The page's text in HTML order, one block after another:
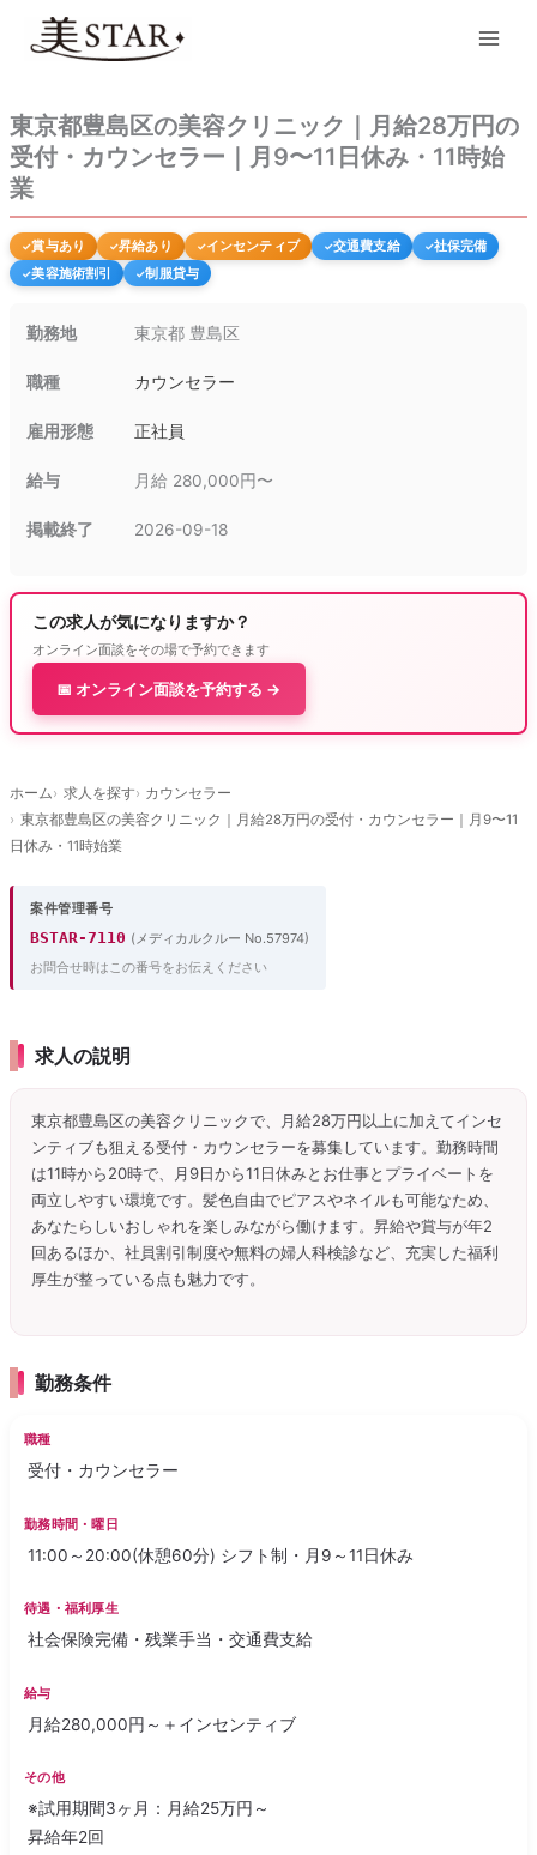
キ
ッ
プ
東京都豊島区の美容クリニック｜月給28万円の
受付・カウンセラー｜月9〜11日休み・11時始
業
賞与あり 昇給あり インセンティブ 交通費支給
社保完備
美容施術割引
制服貸与
勤務地 東京都 豊島区
職種 カウンセラー
雇用形態 正社員
給与 月給 280,000円〜
掲載終了 2026-09-18
この求人が気になりますか？
オンライン面談をその場で予約できます
📅 オンライン面談を予約する →
ホーム 求人を探す
カウンセラー
東京都豊島区の美容クリニック｜月給28万円の受付・カウンセラー｜月9〜11
日休み・11時始業
案件管理番号
BSTAR-7110 (メディカルクルー No.57974)
お問合せ時はこの番号をお伝えください
求人の説明
東京都豊島区の美容クリニックで、月給28万円以上に加えてインセ
ンティブも狙える受付・カウンセラーを募集しています。勤務時間
は11時から20時で、月9日から11日休みとお仕事とプライベートを
両立しやすい環境です。髪色自由でピアスやネイルも可能なため、
あなたらしいおしゃれを楽しみながら働けます。昇給や賞与が年2
回あるほか、社員割引制度や無料の婦人科検診など、充実した福利
厚生が整っている点も魅力です。
勤務条件
職種
受付・カウンセラー
勤務時間・曜日
11:00～20:00(休憩60分) シフト制・月9～11日休み
待遇・福利厚生
社会保険完備・残業手当・交通費支給
給与
月給280,000円～＋インセンティブ
その他
※試用期間3ヶ月：月給25万円～
昇給年2回